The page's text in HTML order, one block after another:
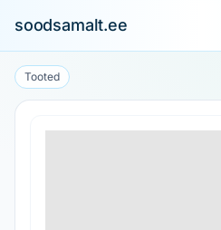
soodsamalt.ee
Tooted